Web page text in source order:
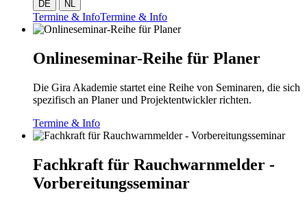
DE NL
Termine & InfoTermine & Info
Onlineseminar-Reihe für Planer
Die Gira Akademie startet eine Reihe von Seminaren, die sich
spezifisch an Planer und Projektentwickler richten.
Termine & Info
Fachkraft für Rauchwarnmelder -
Vorbereitungsseminar